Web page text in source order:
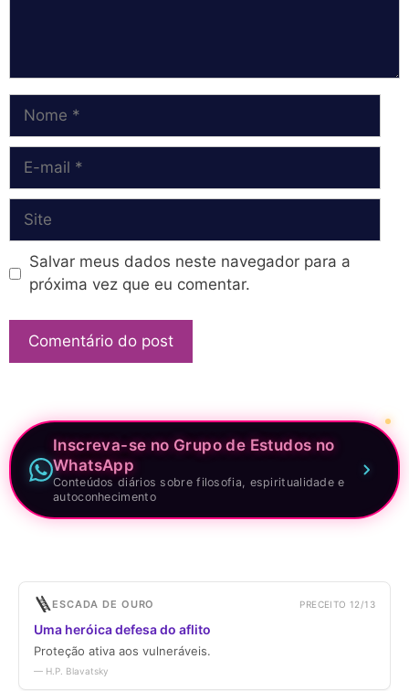
Nome
Site
Salvar meus dados neste navegador para a
próxima vez que eu comentar.
Inscreva-se no Grupo de Estudos no
WhatsApp
Conteúdos diários sobre filosofia, espiritualidade e
autoconhecimento